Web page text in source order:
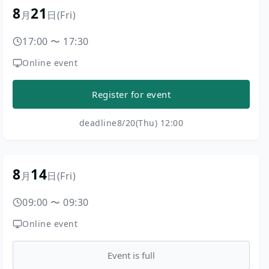
8月21 日(Fri)
17:00 〜 17:30
Online event
Register for event
deadline8/20(Thu) 12:00
8月14日(Fri)
09:00 〜 09:30
Online event
Event is full